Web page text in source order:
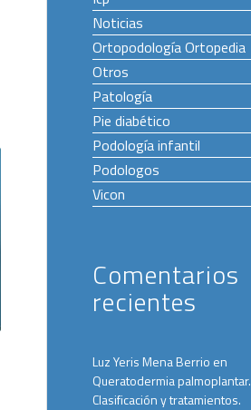
Noticias
Ortopodología Ortopedia
Otros
Patología
Pie diabético
Podología infantil
Podologos
Vicon
Comentarios
recientes
Luz Yeris Mena Berrio en
Queratodermia palmoplantar.
Clasificación y tratamientos.